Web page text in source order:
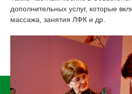
дополнительных услуг, которые
массажа, занятия ЛФК и др.